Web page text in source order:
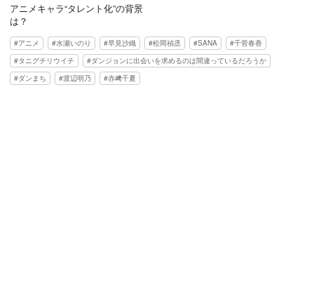
アニメキャラ“タレント化”の背景
は？
アニメ 水瀬いのり 早見沙織 松岡禎丞 SANA
千菅春香
タニグチリウイチ
ダンジョンに出会いを求めるのは間違っているだろうか
ダンまち
渡辺明乃 赤﨑千夏